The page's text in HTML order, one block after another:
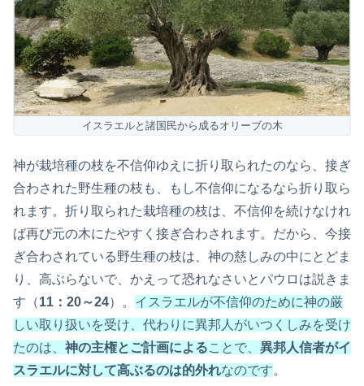
イスラエルと諸国民から成るオリーブの木
神が栽培種の枝を不信仰ゆえに折り取られたのなら、接ぎ
合わされた野生種の枝も、もし不信仰になるなら折り取ら
れます。折り取られた栽培種の枝は、不信仰を続けなけれ
ば再び元の木にたやすく接ぎ合わされます。だから、今接
ぎ合わされている野生種の枝は、神の慈しみの中にとどま
り、高ぶらないで、かえって恐れなさいとパウロは説きま
す（11：20～24）。 イスラエルが不信仰のために神の厳
しい取り扱いを受け、代わりに異邦人がいつくしみを受け
たのは、 神の主権とご計画によることで、 異邦人信者がイ
スラエルに対して高ぶるのは的外れなのです。